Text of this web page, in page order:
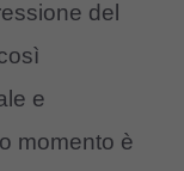
del
e
momento è